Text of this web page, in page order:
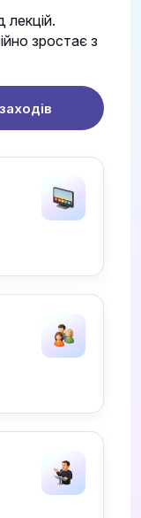
лекцій.
зростає з